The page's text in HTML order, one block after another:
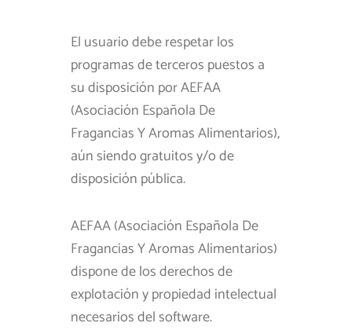
El usuario debe respetar los
programas de terceros puestos a
su disposición por AEFAA
(Asociación Española De
Fragancias Y Aromas Alimentarios),
aún siendo gratuitos y/o de
disposición pública.
AEFAA (Asociación Española De
Fragancias Y Aromas Alimentarios)
dispone de los derechos de
explotación y propiedad intelectual
necesarios del software.